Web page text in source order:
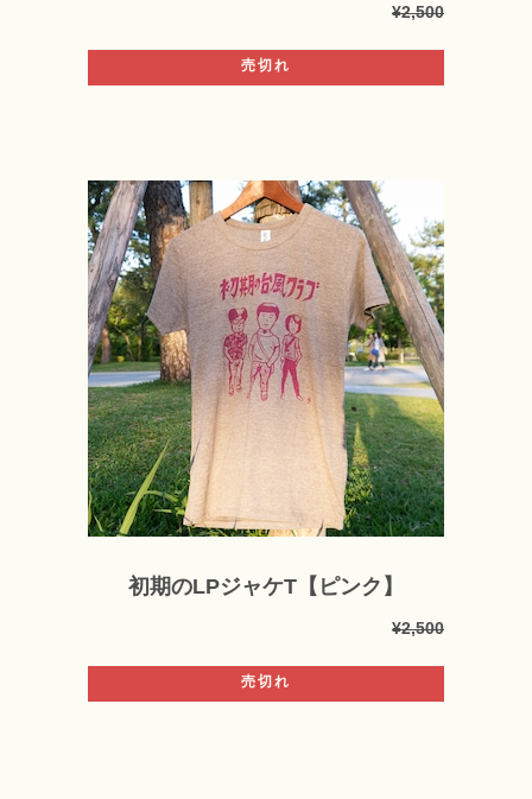
¥2,500
売切れ
初期のLPジャケT【ピンク】
¥2,500
売切れ